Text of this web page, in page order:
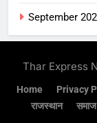
September
Thar Express
Home Privacy
राजस्थान
समाज